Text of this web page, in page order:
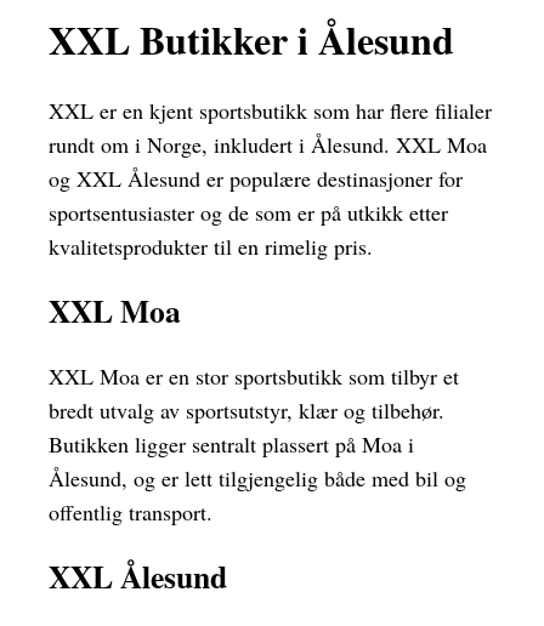
XXL Butikker i Ålesund
XXL er en kjent sportsbutikk som har flere filialer
rundt om i Norge, inkludert i Ålesund. XXL Moa
og XXL Ålesund er populære destinasjoner for
sportsentusiaster og de som er på utkikk etter
kvalitetsprodukter til en rimelig pris.
XXL Moa
XXL Moa er en stor sportsbutikk som tilbyr et
bredt utvalg av sportsutstyr, klær og tilbehør.
Butikken ligger sentralt plassert på Moa i
Ålesund, og er lett tilgjengelig både med bil og
offentlig transport.
XXL Ålesund